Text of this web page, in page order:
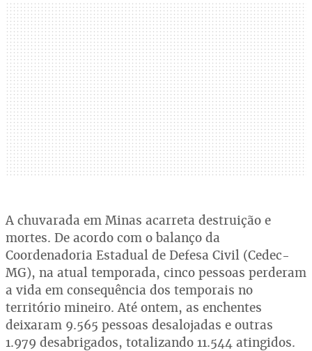
A chuvarada em Minas acarreta destruição e
mortes. De acordo com o balanço da
Coordenadoria Estadual de Defesa Civil (Cedec-
MG), na atual temporada, cinco pessoas perderam
a vida em consequência dos temporais no
território mineiro. Até ontem, as enchentes
deixaram 9.565 pessoas desalojadas e outras
1.979 desabrigados, totalizando 11.544 atingidos.